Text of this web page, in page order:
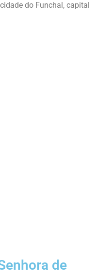
do Funchal, capital
de